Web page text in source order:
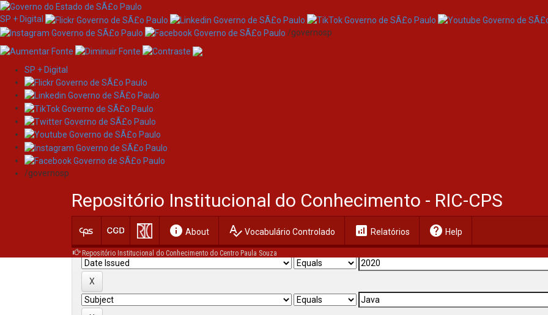
Skip
navigation
SP + Digital
/governosp
SP + Digital
/governosp
Repositório Institucional do Conhecimento - RIC-CPS
info About spellcheck Vocabulário Controlado analytics Relatórios help Help
Repositório Institucional do Conhecimento do Centro Paula Souza
Search
Current filters: